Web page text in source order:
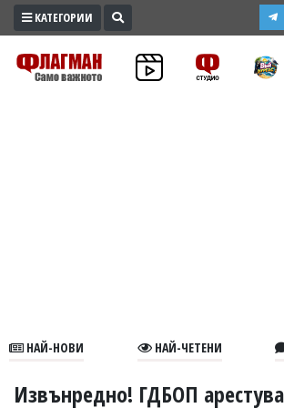
ПРОМО
ЗОНА
В
КАТЕГОРИИ
НАЙ-НОВИ НАЙ-ЧЕТЕНИ
Извънредно! ГДБОП